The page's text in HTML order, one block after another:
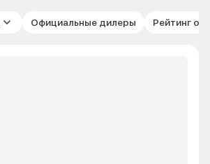
Официальные дилеры Рейтинг